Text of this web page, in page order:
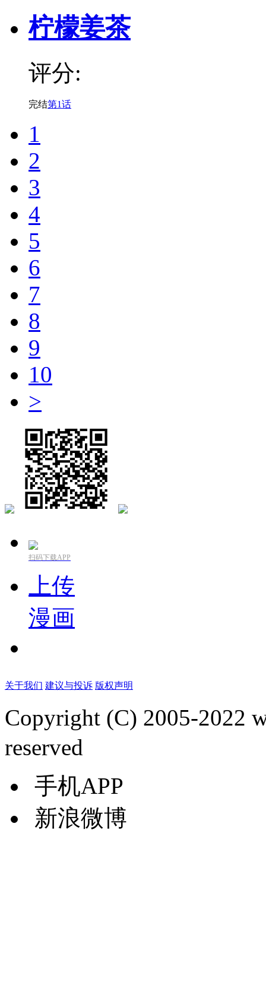
柠檬姜茶
评分:
完结第1话
1
2
3
4
5
6
7
8
9
10
>
扫码下载APP
上传
漫画
关于我们 建议与投诉 版权声明
Copyright (C) 2005-2022
reserved
手机APP
新浪微博